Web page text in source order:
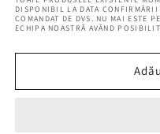
April
Lande
80x300
modern
April
Lande
80x300
modern
DISPONIBIL LA DATA
COMANDAT DE DVS. NU MAI ESTE
ECHIPA NOASTRĂ AVÂND